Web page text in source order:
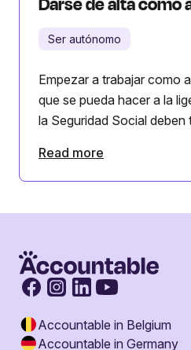
Ser autónomo
Empezar a trabajar como
que se pueda hacer a la
la Seguridad Social deben
Read more
Accountable in Belgium
Accountable in Germany